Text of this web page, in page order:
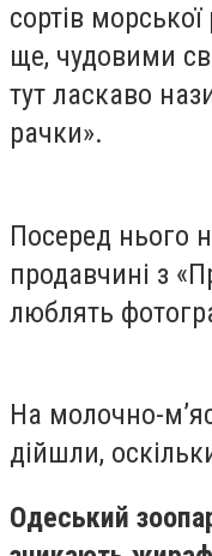
сортів
ще, чудовими
тут ласкаво
рачки».
Посеред нього
продавчині з
люблять
На молочно-
дійшли,
Одеський